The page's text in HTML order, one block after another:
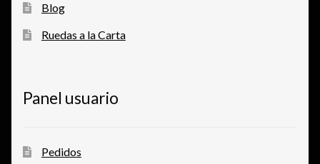
Blog
Ruedas a la Carta
Panel usuario
Pedidos